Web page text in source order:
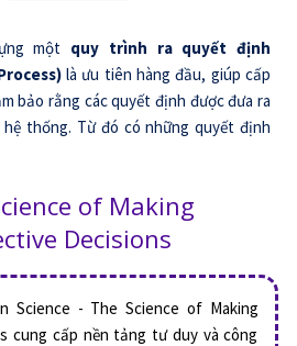
một quy trình ra quyết định
là ưu tiên hàng đầu, giúp cấp
bảo rằng các quyết định được đưa ra
thống. Từ đó có những quyết định
of Making
Decisions
Science - The Science of Making
cung cấp nền tảng tư duy và công